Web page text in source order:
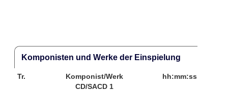
Komponisten und Werke der Einspielung
Tr. Komponist/Werk
hh:mm:ss
CD/SACD 1